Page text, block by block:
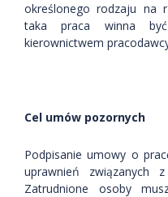
określonego rodzaju na
taka praca winna
kierownictwem
Cel umów pozornych
Podpisanie umowy o
uprawnień związanych z
Zatrudnione osoby